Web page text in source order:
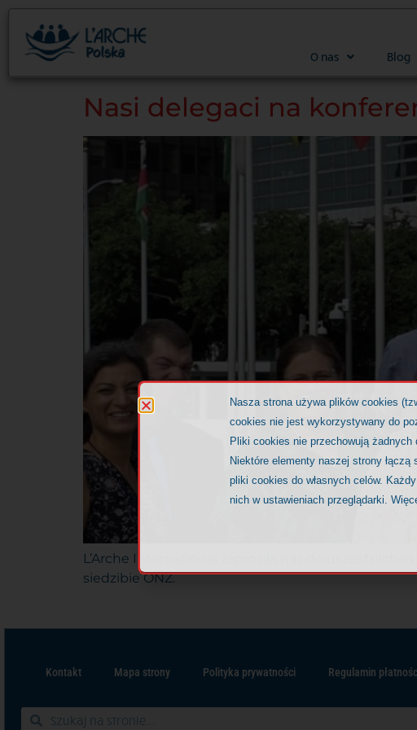
O nas Blog
Nasi delegaci na
L’Arche International zaprosiła nas do
siedzibie ONZ.
Kontakt Mapa strony Polityka prywatności Regulamin
Nasza strona używa plików cookies
cookies nie jest wykorzystywany do
Pliki cookies nie przechowują
Niektóre elementy naszej strony
pliki cookies do własnych celów.
nich w ustawieniach przeglądarki.